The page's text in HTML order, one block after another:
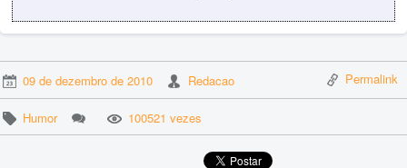
09 de dezembro de 2010 Redacao Permalink
Humor 100521 vezes